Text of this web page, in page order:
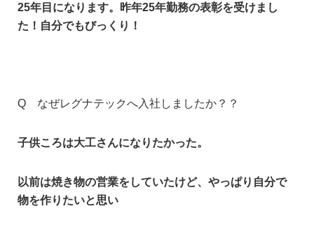
25年目になります。昨年25年勤務の表彰を受けまし
た！自分でもびっくり！
Q なぜレグナテックへ入社しましたか？？
子供ころは大工さんになりたかった。
以前は焼き物の営業をしていたけど、やっぱり自分で
物を作りたいと思い